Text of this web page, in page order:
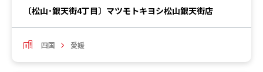
〔松山･銀天街4丁目〕マツモトキヨシ松山銀天街店
四国 愛媛